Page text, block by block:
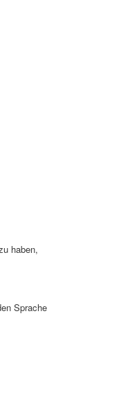
haben,
Sprache